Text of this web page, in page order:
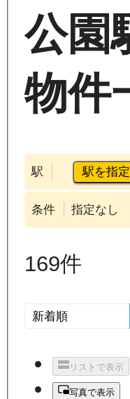
公園
物件
駅 駅を指定
条件 指定なし
169件
リストで表示
写真で表示